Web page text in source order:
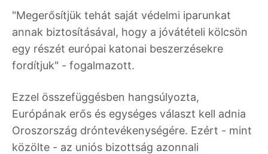
"Megerősítjük tehát saját védelmi iparunkat
annak biztosításával, hogy a jóvátételi kölcsön
egy részét európai katonai beszerzésekre
fordítjuk" - fogalmazott.
Ezzel összefüggésben hangsúlyozta,
Európának erős és egységes választ kell adnia
Oroszország dróntevékenységére. Ezért - mint
közölte - az uniós bizottság azonnali